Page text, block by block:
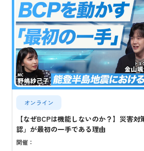
オンライン
【なぜBCPは機能しないのか？】災害
認」が最初の一手である理由
開催：